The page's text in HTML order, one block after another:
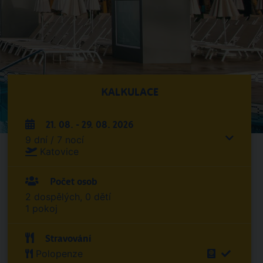
KALKULACE
21. 08. - 29. 08. 2026
9 dní / 7 nocí
Katovice
Počet osob
2 dospělých, 0 dětí
1 pokoj
Stravování
Polopenze